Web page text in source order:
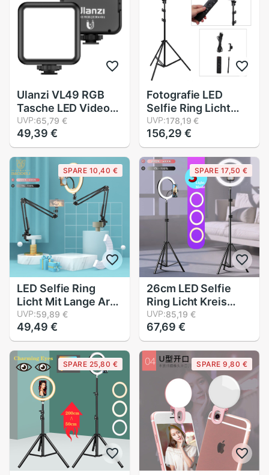
Ulanzi VL49 RGB
Tasche LED Video
Licht Fotografie
Füllen Licht 2500K-
9000K Dimmbare
CRI95 + Gebaut-in
Batterie mit Kalten
Schuh Halterungen
UVP:65,79 €
49,39 €
Fotografie LED
Selfie Ring Licht
Fernbedienung 14
zoll 36cm
Dimmbare Kamera
Telefon Ring Lampe
Mit Stativ Für
machen-hoch Video
Live
UVP:178,19 €
156,29 €
SPARE 10,40 €
LED Selfie Ring
Licht Mit Lange Arm
Kreis Füllen Licht
Dimmbar Runde
Lampe Stativ
machen-hoch
Fotografie RingLight
Telefon Ständer
Halfter
UVP:59,89 €
49,49 €
SPARE 17,50 €
26cm LED Selfie
Ring Licht Kreis
Runde Lampe Füllen
Licht Dimmbare
Stativ Trepied
machen-hoch
Fotografie RingLight
Telefon Ständer
Halfter
UVP:85,19 €
67,69 €
SPARE 25,80 € SPARE 9,80 €